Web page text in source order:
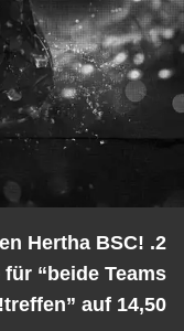
Hertha BSC!
“beide Teams
treffen” auf 14,50!